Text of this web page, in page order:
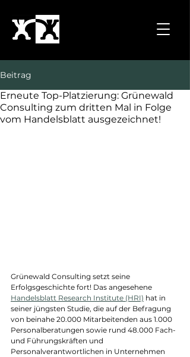
Beitrag
Erneute Top-Platzierung: Grünewald
Consulting zum dritten Mal in Folge
vom Handelsblatt ausgezeichnet!
Grünewald Consulting setzt seine
Erfolgsgeschichte fort! Das angesehene
Handelsblatt Research Institute (HRI) hat in
seiner jüngsten Studie, die auf der Befragung
von beinahe 20.000 Mitarbeitenden aus 1.000
Personalberatungen sowie rund 48.000 Fach-
und Führungskräften und
Personalverantwortlichen in Unternehmen